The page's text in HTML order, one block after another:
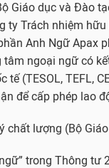
Giáo dục và Đào
ty Trách nhiệm
Anh Ngữ Apax
ngoại ngữ có
(TESOL, TEFL,
để cấp phép lao
chất lượng (Bộ
trong Thông